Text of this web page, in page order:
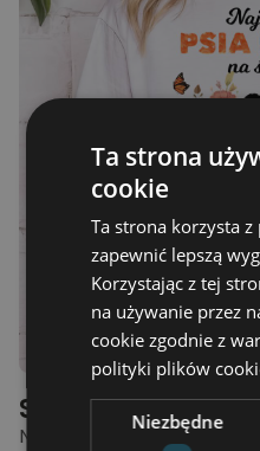
NAJLEPSZA PSIA MAMA -
Ta strona
cookie
Ta strona korzysta
zapewnić lepszą
Korzystając z tej
na używanie przez
cookie zgodnie z
polityki plików
Niezbędne